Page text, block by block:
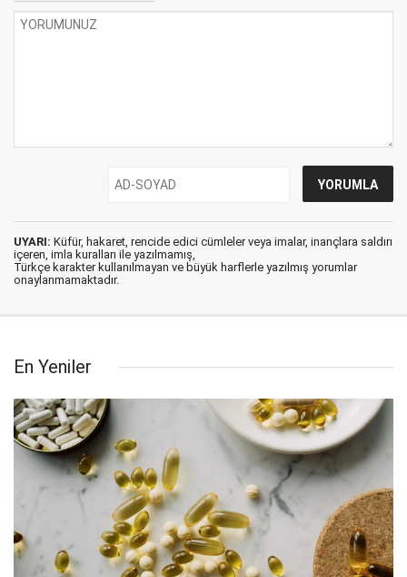
UYARI: Küfür, hakaret, rencide edici cümleler veya imalar, inançlara saldırı
içeren, imla kuralları ile yazılmamış,
Türkçe karakter kullanılmayan ve büyük harflerle yazılmış yorumlar
onaylanmamaktadır.
En Yeniler